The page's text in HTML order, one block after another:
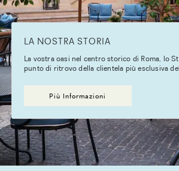
LA NOSTRA STORIA
La vostra oasi nel centro storico di Roma, lo
punto di ritrovo della clientela più esclusiva
Più Informazioni